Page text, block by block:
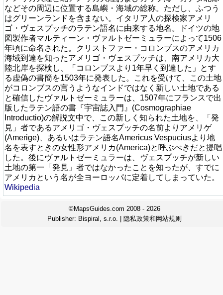
などその周辺に位置する島嶼・海域の総称。ただし、ふつう
はグリーンランドを含まない。イタリア人の探検家アメリ
ゴ・ヴェスプッチのラテン語名に由来する地名。ドイツの地
図製作者マルティーン・ヴァルトゼーミュラーによって1506
年頃に命名された。クリストファー・コロンブスのアメリカ
海域到達を知ったアメリゴ・ヴェスプッチは、南アメリカ大
陸北岸を探検し、「コロンブスより1年早く到達した」とす
る虚偽の書簡を1503年に発表した。これを受けて、この土地
がコロンブスの言うようなインドではなく新しい土地である
と確信したヴァルトゼーミュラーは、1507年にフランスで出
版したラテン語の書『宇宙誌入門』(Cosmographiae
Introductio)の解説文中で、この新しく知られた土地を、「発
見」者であるアメリゴ・ヴェスプッチの名前よりアメリゲ
(Amerige)、あるいはラテン語名Americus Vespuciusより地
名を表すときの女性形アメリカ(America)と呼ぶべきだと提唱
した。後にヴァルトゼーミュラーは、ヴェスプッチが新しい
土地の第一「発見」者ではなかったことを知ったが、すでに
アメリカという名が全ヨーロッパに定着してしまっていた。
Wikipedia
©MapsGuides.com 2008 - 2026
Publisher: Bispiral, s.r.o. 隐私政策和网站规则